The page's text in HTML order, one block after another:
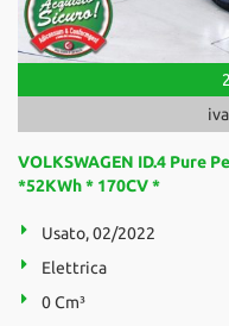
VOLKSWAGEN ID.4 Pure
*52KWh * 170CV *
Usato, 02/2022
Elettrica
0 Cm³